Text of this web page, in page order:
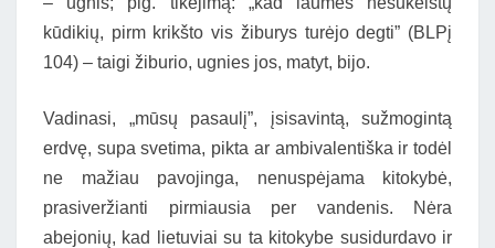
kūdikių, pirm krikšto vis žiburys turėjo degti” (BLPį
104) – taigi žiburio, ugnies jos, matyt, bijo.
Vadinasi, „mūsų pasaulį”, įsisavintą, sužmogintą
erdvę, supa svetima, pikta ar ambivalentiška ir todėl
ne mažiau pavojinga, nenuspėjama kitokybė,
prasiveržianti pirmiausia per vandenis. Nėra
abejonių, kad lietuviai su ta kitokybe susidurdavo ir